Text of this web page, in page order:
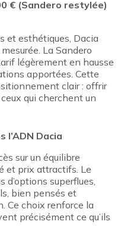
€ (Sandero restylée)
et esthétiques, Dacia
La Sandero
légèrement en hausse
apportées. Cette
clair : offrir
qui cherchent un
Dacia
sur un équilibre
et prix attractifs. Le
superflues,
bien pensés et
Ce choix renforce la
précisément ce qu’ils